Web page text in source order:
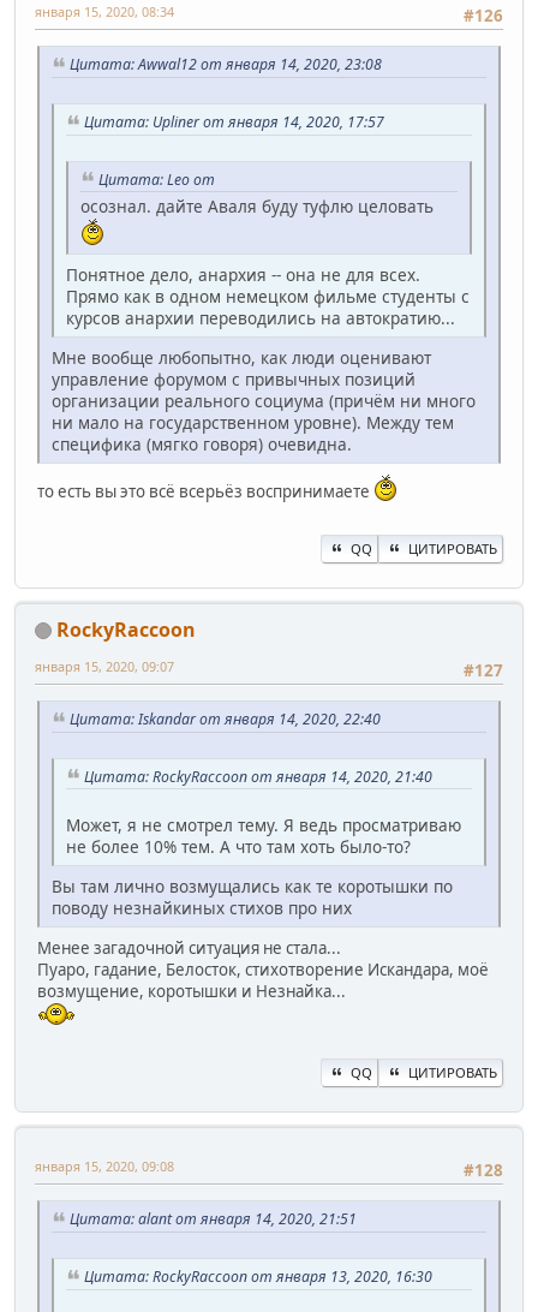
#126
января 15, 2020, 08:34
Цитата: Awwal12 от января 14, 2020, 23:08
Цитата: Upliner от января 14, 2020, 17:57
Цитата: Leo от
осознал. дайте Аваля буду туфлю целовать
Понятное дело, анархия -- она не для всех.
Прямо как в одном немецком фильме студенты с
курсов анархии переводились на автократию...
Мне вообще любопытно, как люди оценивают
управление форумом с привычных позиций
организации реального социума (причём ни много
ни мало на государственном уровне). Между тем
специфика (мягко говоря) очевидна.
то есть вы это всё всерьёз воспринимаете
QQ ЦИТИРОВАТЬ
RockyRaccoon
#127
января 15, 2020, 09:07
Цитата: Iskandar от января 14, 2020, 22:40
Цитата: RockyRaccoon от января 14, 2020, 21:40
Может, я не смотрел тему. Я ведь просматриваю
не более 10% тем. А что там хоть было-то?
Вы там лично возмущались как те коротышки по
поводу незнайкиных стихов про них
Менее загадочной ситуация не стала...
Пуаро, гадание, Белосток, стихотворение Искандара, моё
возмущение, коротышки и Незнайка...
QQ ЦИТИРОВАТЬ
#128
января 15, 2020, 09:08
Цитата: alant от января 14, 2020, 21:51
Цитата: RockyRaccoon от января 13, 2020, 16:30